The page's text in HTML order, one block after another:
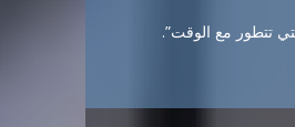
تتطور مع الوقت”.